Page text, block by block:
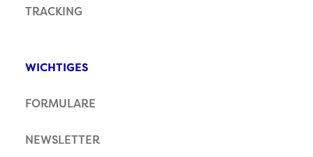
TRACKING
WICHTIGES
FORMULARE
NEWSLETTER